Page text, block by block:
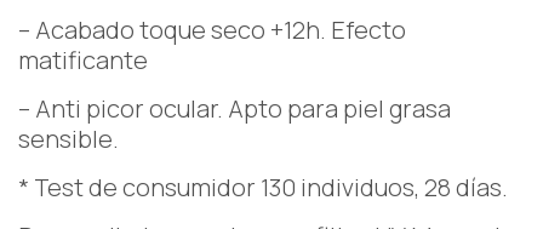
– Acabado toque seco +12h. Efecto
matificante
– Anti picor ocular. Apto para piel grasa
sensible.
* Test de consumidor 130 individuos, 28 días.